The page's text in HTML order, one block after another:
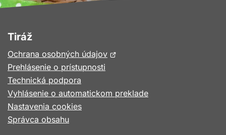
Tiráž
Ochrana osobných údajovOtvorí
novom
Prehlásenie o prístupnosti
Technická podpora
Vyhlásenie o automatickom preklade
Nastavenia cookies
Správca obsahu